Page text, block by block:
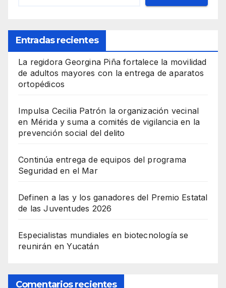
Entradas recientes
La regidora Georgina Piña fortalece la movilidad
de adultos mayores con la entrega de aparatos
ortopédicos
Impulsa Cecilia Patrón la organización vecinal
en Mérida y suma a comités de vigilancia en la
prevención social del delito
Continúa entrega de equipos del programa
Seguridad en el Mar
Definen a las y los ganadores del Premio Estatal
de las Juventudes 2026
Especialistas mundiales en biotecnología se
reunirán en Yucatán
Comentarios recientes